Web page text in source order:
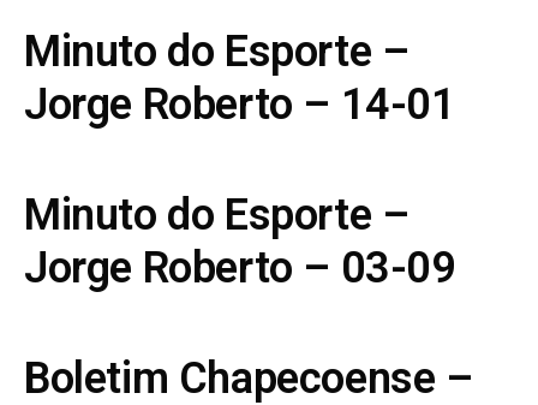
Minuto do Esporte –
Jorge Roberto – 14-01
Minuto do Esporte –
Jorge Roberto – 03-09
Boletim Chapecoense –